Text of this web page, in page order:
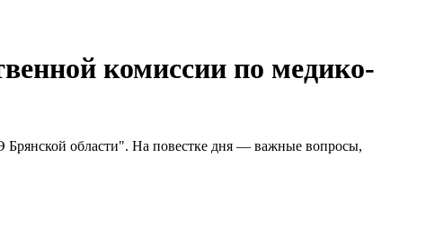
комиссии по медико-
области". На повестке дня — важные вопросы,